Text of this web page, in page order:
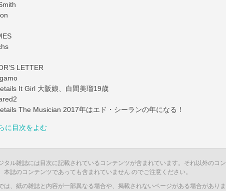
LETTER
It Girl 大阪娘、白間美瑠19歳
The Musician 2017年はエド・シーランの年になる！
に目次をよむ
タル雑誌には目次に記載されているコンテンツが含まれています。それ以外のコン
本誌のコンテンツであっても含まれていません のでご注意ください。
は、紙の雑誌と内容が一部異なる場合や、掲載されないページがある場合がありま